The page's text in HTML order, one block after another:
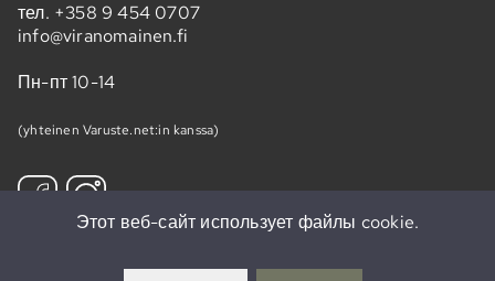
тел. +358 9 454 0707
info@viranomainen.fi
Пн-пт 10-14
(yhteinen Varuste.net:in kanssa)
Этот веб-сайт использует файлы cookie.